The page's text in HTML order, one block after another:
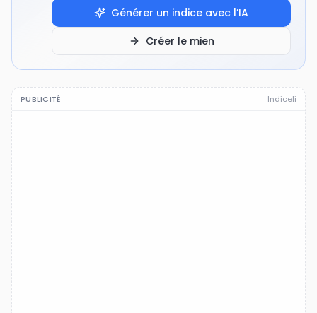
Générer un indice avec l’IA
Créer le mien
PUBLICITÉ Indiceli